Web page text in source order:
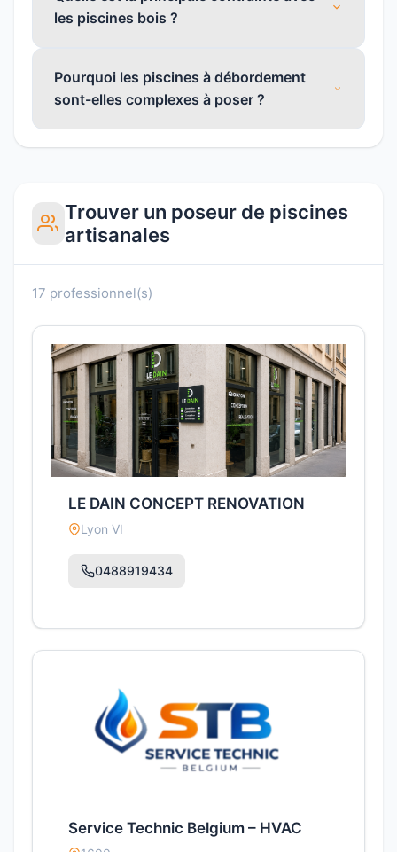
les piscines bois ?
Pourquoi les piscines à débordement
sont-elles complexes à poser ?
Trouver un poseur de piscines
artisanales
17 professionnel(s)
LE DAIN CONCEPT RENOVATION
Lyon VI
0488919434
Service Technic Belgium – HVAC